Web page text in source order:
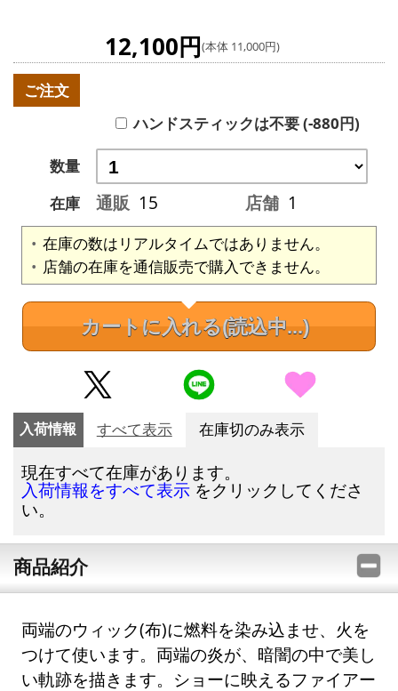
12,100円(本体 11,000円)
ご注文
ハンドスティックは不要 (-880円)
数量
在庫
通販 15 店舗 1
在庫の数はリアルタイムではありません。
店舗の在庫を通信販売で購入できません。
カートに入れる(読込中...)
入荷情報 すべて表示 在庫切のみ表示
現在すべて在庫があります。
入荷情報をすべて表示 をクリックしてくださ
い。
商品紹介
両端のウィック(布)に燃料を染み込ませ、火を
つけて使います。両端の炎が、暗闇の中で美し
い軌跡を描きます。ショーに映えるファイアー